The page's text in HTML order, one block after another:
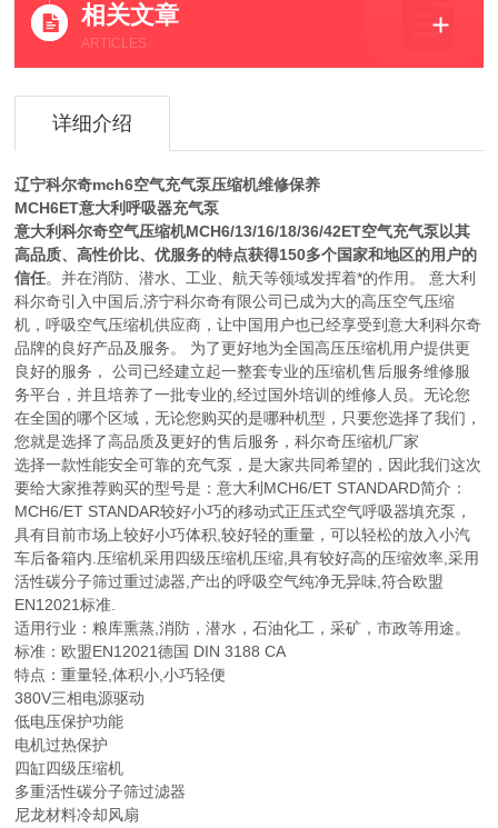
相关文章
ARTICLES
详细介绍
辽宁科尔奇mch6空气充气泵压缩机维修保养
MCH6ET意大利呼吸器充气泵
意大利科尔奇空气压缩机MCH6/13/16/18/36/42ET空气充气泵以其
高品质、高性价比、优服务的特点获得150多个国家和地区的用户的
信任。并在消防、潜水、工业、航天等领域发挥着*的作用。 意大利
科尔奇引入中国后,济宁科尔奇有限公司已成为大的高压空气压缩
机，呼吸空气压缩机供应商，让中国用户也已经享受到意大利科尔奇
品牌的良好产品及服务。 为了更好地为全国高压压缩机用户提供更
良好的服务， 公司已经建立起一整套专业的压缩机售后服务维修服
务平台，并且培养了一批专业的,经过国外培训的维修人员。无论您
在全国的哪个区域，无论您购买的是哪种机型，只要您选择了我们，
您就是选择了高品质及更好的售后服务，科尔奇压缩机厂家
选择一款性能安全可靠的充气泵，是大家共同希望的，因此我们这次
要给大家推荐购买的型号是：意大利MCH6/ET STANDARD简介：
MCH6/ET STANDAR较好小巧的移动式正压式空气呼吸器填充泵，
具有目前市场上较好小巧体积,较好轻的重量，可以轻松的放入小汽
车后备箱内.压缩机采用四级压缩机压缩,具有较好高的压缩效率,采用
活性碳分子筛过重过滤器,产出的呼吸空气纯净无异味,符合欧盟
EN12021标准.
适用行业：粮库熏蒸,消防，潜水，石油化工，采矿，市政等用途。
标准：欧盟EN12021德国 DIN 3188 CA
特点：重量轻,体积小,小巧轻便
380V三相电源驱动
低电压保护功能
电机过热保护
四缸四级压缩机
多重活性碳分子筛过滤器
尼龙材料冷却风扇